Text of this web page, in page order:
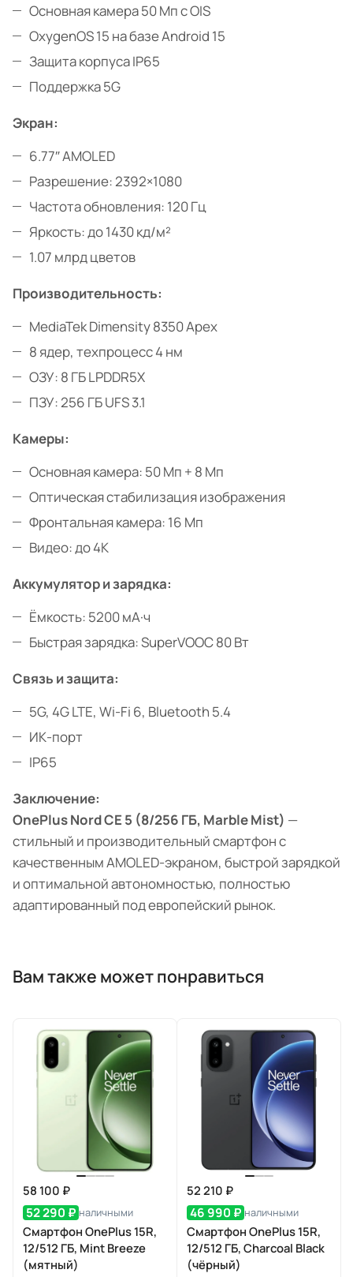
Основная камера 50 Мп с OIS
OxygenOS 15 на базе Android 15
Защита корпуса IP65
Поддержка 5G
Экран:
6.77″ AMOLED
Разрешение: 2392×1080
Частота обновления: 120 Гц
Яркость: до 1430 кд/м²
1.07 млрд цветов
Производительность:
MediaTek Dimensity 8350 Apex
8 ядер, техпроцесс 4 нм
ОЗУ: 8 ГБ LPDDR5X
ПЗУ: 256 ГБ UFS 3.1
Камеры:
Основная камера: 50 Мп + 8 Мп
Оптическая стабилизация изображения
Фронтальная камера: 16 Мп
Видео: до 4K
Аккумулятор и зарядка:
Ёмкость: 5200 мА·ч
Быстрая зарядка: SuperVOOC 80 Вт
Связь и защита:
5G, 4G LTE, Wi-Fi 6, Bluetooth 5.4
ИК-порт
IP65
Заключение:
OnePlus Nord CE 5 (8/256 ГБ, Marble Mist) —
стильный и производительный смартфон с
качественным AMOLED-экраном, быстрой зарядкой
и оптимальной автономностью, полностью
адаптированный под европейский рынок.
Вам также может понравиться
58 100 ₽
52 290 ₽ наличными
Смартфон OnePlus 15R,
12/512 ГБ, Mint Breeze
(мятный)
52 210 ₽
46 990 ₽ наличными
Смартфон OnePlus 15R,
12/512 ГБ, Charcoal Black
(чёрный)